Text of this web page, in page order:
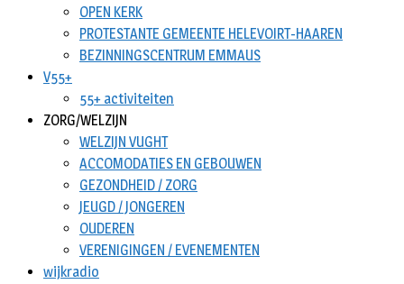
OPEN KERK
PROTESTANTE GEMEENTE HELEVOIRT-HAAREN
BEZINNINGSCENTRUM EMMAUS
V55+
55+ activiteiten
ZORG/WELZIJN
WELZIJN VUGHT
ACCOMODATIES EN GEBOUWEN
GEZONDHEID / ZORG
JEUGD / JONGEREN
OUDEREN
VERENIGINGEN / EVENEMENTEN
wijkradio